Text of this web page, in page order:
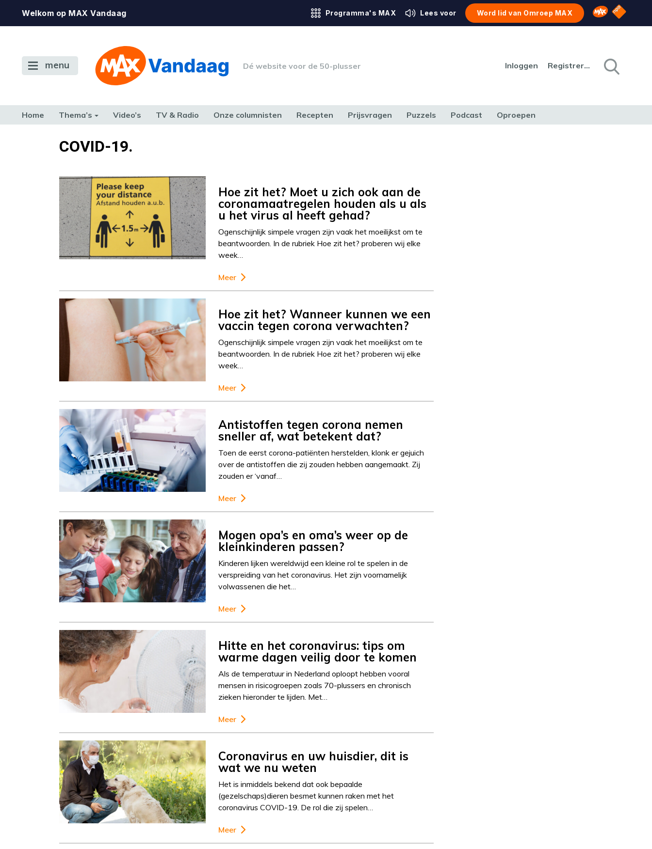
Welkom op MAX Vandaag Programma's MAX Lees voor Word lid van Omroep MAX Omroep MAX
NPO
menu Dé website voor de 50-plusser Inloggen Registreren
Home Thema’s Video’s TV & Radio Onze columnisten Recepten Prijsvragen Puzzels Podcast Oproepen
TERUG NAAR TOENCOVID-19.
Hoe zit het? Moet u zich ook aan de
coronamaatregelen houden als u als
u het virus al heeft gehad?
Ogenschijnlijk simpele vragen zijn vaak het moeilijkst om te
beantwoorden. In de rubriek Hoe zit het? proberen wij elke
week…
Meer
Hoe zit het? Wanneer kunnen we een
vaccin tegen corona verwachten?
Ogenschijnlijk simpele vragen zijn vaak het moeilijkst om te
beantwoorden. In de rubriek Hoe zit het? proberen wij elke
week…
Meer
Antistoffen tegen corona nemen
sneller af, wat betekent dat?
Toen de eerst corona-patiënten herstelden, klonk er gejuich
over de antistoffen die zij zouden hebben aangemaakt. Zij
zouden er ‘vanaf…
Meer
Mogen opa’s en oma’s weer op de
kleinkinderen passen?
Kinderen lijken wereldwijd een kleine rol te spelen in de
verspreiding van het coronavirus. Het zijn voornamelijk
volwassenen die het…
Meer
Hitte en het coronavirus: tips om
warme dagen veilig door te komen
Als de temperatuur in Nederland oploopt hebben vooral
mensen in risicogroepen zoals 70-plussers en chronisch
zieken hieronder te lijden. Met…
Meer
Coronavirus en uw huisdier, dit is
wat we nu weten
Het is inmiddels bekend dat ook bepaalde
(gezelschaps)dieren besmet kunnen raken met het
coronavirus COVID-19. De rol die zij spelen…
Meer